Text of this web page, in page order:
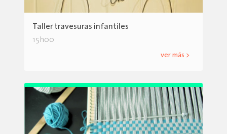
Taller travesuras infantiles
15h00
ver más >